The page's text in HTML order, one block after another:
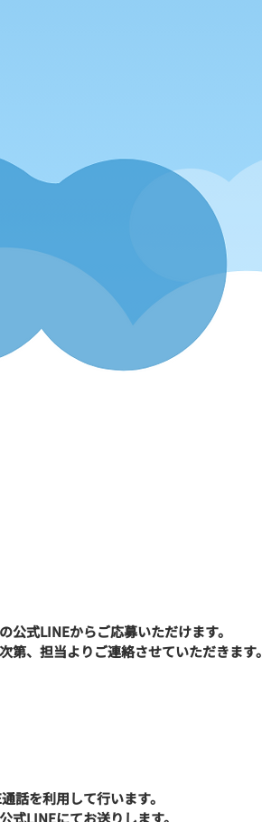
公式LINEからご応募いただけます。
第、担当よりご連絡させていただきます。
話を利用して行います。
式LINEにてお送りします。